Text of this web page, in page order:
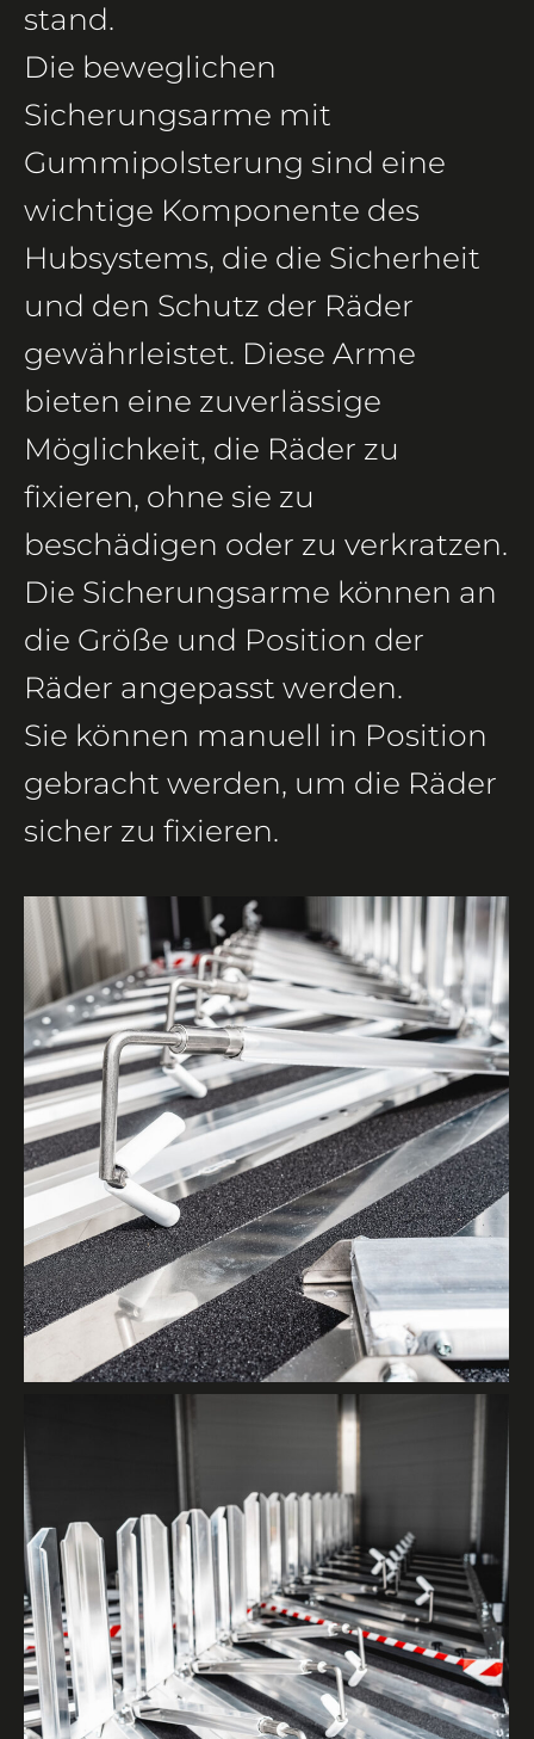
stand.
Die beweglichen
Sicherungsarme mit
Gummipolsterung sind eine
wichtige Komponente des
Hubsystems, die die Sicherheit
und den Schutz der Räder
gewährleistet. Diese Arme
bieten eine zuverlässige
Möglichkeit, die Räder zu
fixieren, ohne sie zu
beschädigen oder zu verkratzen.
Die Sicherungsarme können an
die Größe und Position der
Räder angepasst werden.
Sie können manuell in Position
gebracht werden, um die Räder
sicher zu fixieren.